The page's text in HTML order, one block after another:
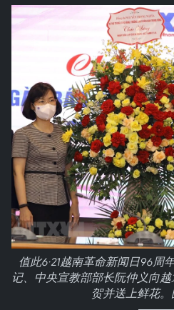
值此6·21越南革命新闻日96周
记、中央宣教部部长阮仲义向
贺并送上鲜花